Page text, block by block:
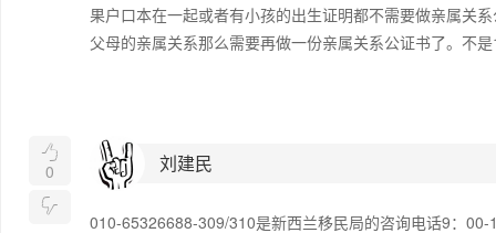
果户口本在一起或者有小孩的出生证明都不需要做亲属关
父母的亲属关系那么需要再做一份亲属关系公证书了。不

0

刘建民
010-65326688-309/310是新西兰移民局的咨询电话9：